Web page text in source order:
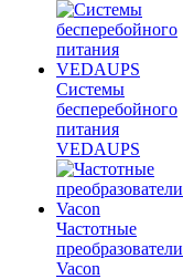
Системы
бесперебойного
питания
VEDAUPS
Частотные
преобразователи
Vacon